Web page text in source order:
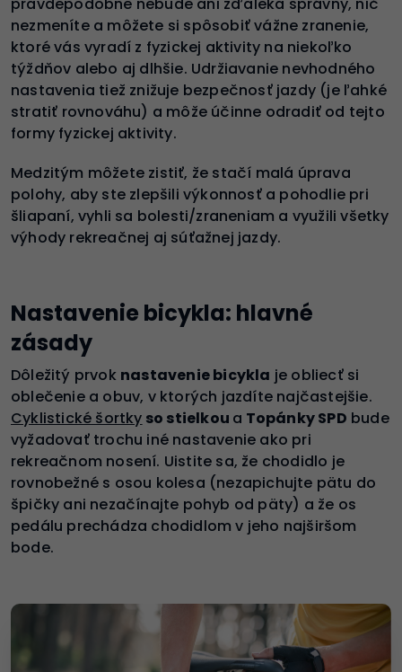
pravdepodobne nebude ani zďaleka správny, nič
nezmeníte a môžete si spôsobiť vážne zranenie,
ktoré vás vyradí z fyzickej aktivity na niekoľko
týždňov alebo aj dlhšie. Udržiavanie nevhodného
nastavenia tiež znižuje bezpečnosť jazdy (je ľahké
stratiť rovnováhu) a môže účinne odradiť od tejto
formy fyzickej aktivity.
Medzitým môžete zistiť, že stačí malá úprava
polohy, aby ste zlepšili výkonnosť a pohodlie pri
šliapaní, vyhli sa bolesti/zraneniam a využili všetky
výhody rekreačnej aj súťažnej jazdy.
Nastavenie bicykla: hlavné
zásady
Dôležitý prvok nastavenie bicykla je obliecť si
oblečenie a obuv, v ktorých jazdíte najčastejšie.
Cyklistické šortky so stielkou a Topánky SPD bude
vyžadovať trochu iné nastavenie ako pri
rekreačnom nosení. Uistite sa, že chodidlo je
rovnobežné s osou kolesa (nezapichujte pätu do
špičky ani nezačínajte pohyb od päty) a že os
pedálu prechádza chodidlom v jeho najširšom
bode.